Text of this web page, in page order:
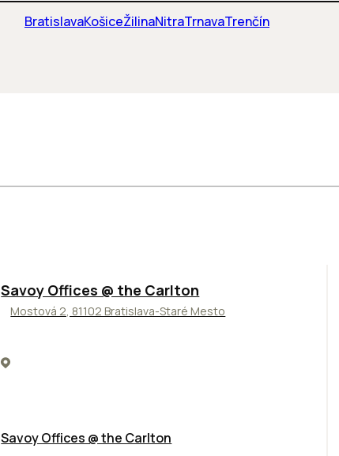
BratislavaKošiceŽilinaNitraTrnavaTrenčín
TOP
Savoy Offices @ the Carlton
Mostová 2, 81102 Bratislava-Staré Mesto
Savoy Offices @ the Carlton